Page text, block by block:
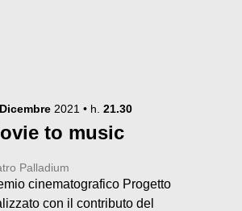
Dicembre 2021 • h. 21.30
to music
Palladium
cinematografico Progetto
con il contributo del